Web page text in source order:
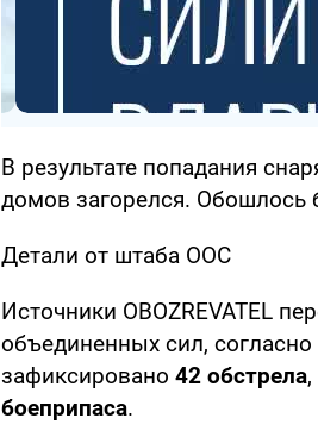
В результате попадания
домов загорелся. Обошлось
Детали от штаба ООС
Источники OBOZREVATEL
объединенных сил,
зафиксировано 42 обстрела
боеприпаса.